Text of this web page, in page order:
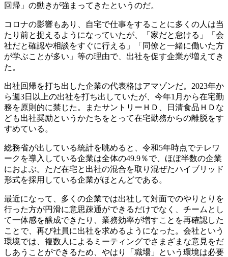
回帰」の動きが強まってきたというのだ。
コロナの影響もあり、自宅で仕事をすることに多くの人は当
たり前と捉えるようになっていたが、「家だと怠ける」「会
社だと確認や相談をすぐに行える」「同僚と一緒に働いた方
が学ぶことが多い」等の理由で、出社を促す企業が増えてき
た。
出社回帰を打ち出した企業の代表格はアマゾンだ。2023年か
ら週3日以上の出社を打ち出していたが、今年1月から在宅勤
務を原則的に禁じた。またサントリーＨＤ、日清食品ＨＤな
ども出社奨励というかたちをとって在宅勤務からの離脱をす
すめている。
総務省が出している統計を眺めると、令和5年時点でテレワ
ークを導入している企業は全体の49.9％で、ほぼ半数の企業
におよぶ。ただ在宅と出社の混合を取り混ぜたハイブリッド
形式を採用している企業がほとんどである。
最近になって、多くの企業では出社して対面でのやりとりを
行った方が円滑に意思疎通ができるだけでなく、チームとし
て一体感を醸成できたり、業務効率が増すことを再確認した
ことで、再び社員に出社を求めるようになった。会社という
環境では、複数人によるミーティングでさまざまな意見をだ
しあうことができるため、やはり「職場」という環境は必要